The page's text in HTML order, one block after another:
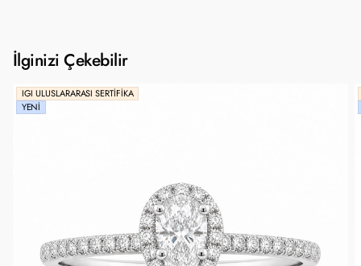
İlginizi Çekebilir
IGI ULUSLARARASI SERTIFIKA
YENI